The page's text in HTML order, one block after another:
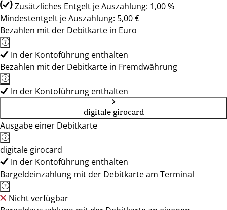
Zusätzliches Entgelt je Auszahlung: 1,00 %
Mindestentgelt je Auszahlung: 5,00 €
Bezahlen mit der Debitkarte in Euro
In der Kontoführung enthalten
Bezahlen mit der Debitkarte in Fremdwährung
In der Kontoführung enthalten
digitale girocard
Ausgabe einer Debitkarte
digitale girocard
In der Kontoführung enthalten
Bargeldeinzahlung mit der Debitkarte am Terminal
Nicht verfügbar